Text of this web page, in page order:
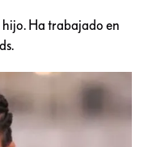
hijo. Ha trabajado en